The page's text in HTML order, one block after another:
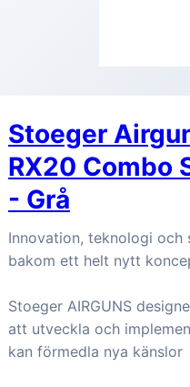
Stoeger
RX20 Combo
- Grå
Innovation, teknologi
bakom ett helt nytt
Stoeger AIRGUNS
att utveckla och
kan förmedla nya känslor